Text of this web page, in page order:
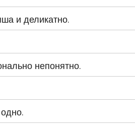
и деликатно.
непонятно.